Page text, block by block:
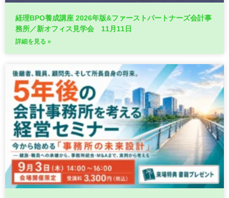
経理BPO養成講座 2026年版&ファーストパートナーズ会計事
務所／新オフィス見学会 11月11日
詳細を見る »